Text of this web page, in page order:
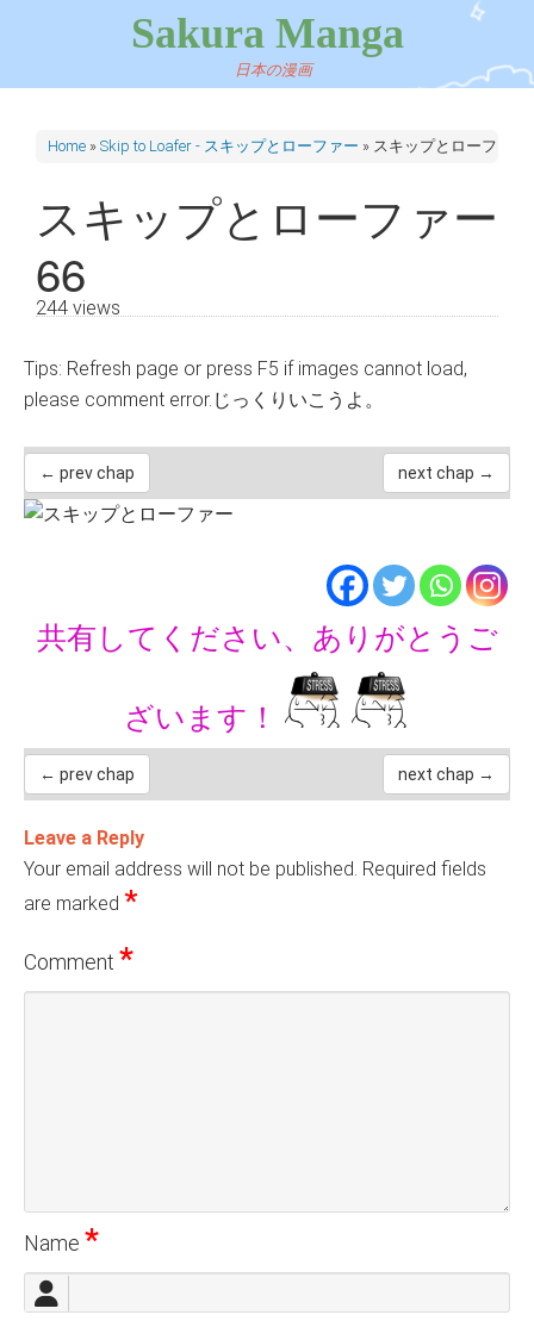
Sakura Manga
日本の漫画
Home » Skip to Loafer - スキップとローファー » スキップとローファー
スキップとローファー
66
244 views
Tips: Refresh page or press F5 if images cannot load,
please comment error.じっくりいこうよ。
← prev chap next chap →
共有してください、ありがとうご
ざいます！
← prev chap next chap →
Leave a Reply
Your email address will not be published. Required fields
are marked *
Comment *
Name *